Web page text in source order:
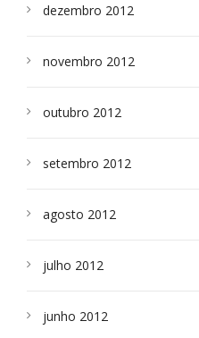
dezembro 2012
novembro 2012
outubro 2012
setembro 2012
agosto 2012
julho 2012
junho 2012